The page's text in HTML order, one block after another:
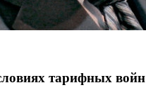
тарифных войн